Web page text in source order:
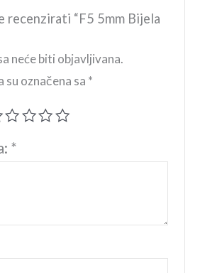
recenzirati “F5 5mm Bijela
neće biti objavljivana.
su označena sa *
*